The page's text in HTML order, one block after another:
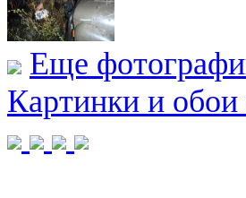
Еще
Картинки и обои